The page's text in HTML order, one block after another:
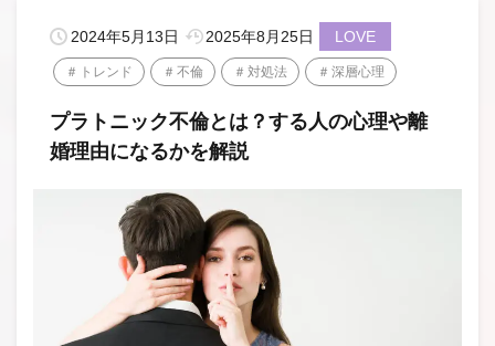
2024年5月13日 2025年8月25日 LOVE
トレンド 不倫 対処法 深層心理
プラトニック不倫とは？する人の心理や離
婚理由になるかを解説